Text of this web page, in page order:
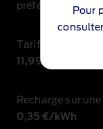
Pour
consulter
préférentiels
Tarif de base
11,99 €
Recharge sur
0,35 €/kWh